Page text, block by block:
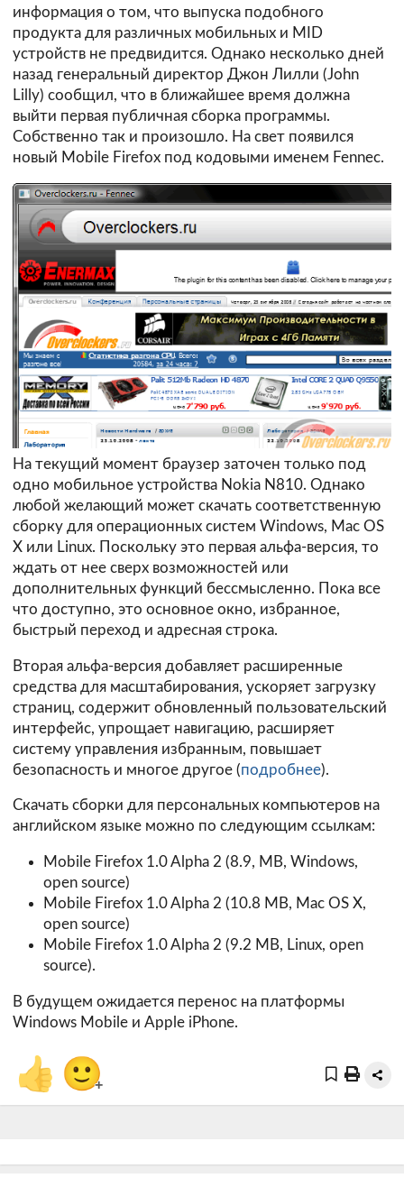
информация о том, что выпуска подобного
продукта для различных мобильных и MID
устройств не предвидится. Однако несколько дней
назад генеральный директор Джон Лилли (John
Lilly) сообщил, что в ближайшее время должна
выйти первая публичная сборка программы.
Собственно так и произошло. На свет появился
новый Mobile Firefox под кодовыми именем Fennec.
На текущий момент браузер заточен только под
одно мобильное устройства Nokia N810. Однако
любой желающий может скачать соответственную
сборку для операционных систем Windows, Mac OS
X или Linux. Поскольку это первая альфа-версия, то
ждать от нее сверх возможностей или
дополнительных функций бессмысленно. Пока все
что доступно, это основное окно, избранное,
быстрый переход и адресная строка.
Вторая альфа-версия добавляет расширенные
средства для масштабирования, ускоряет загрузку
страниц, содержит обновленный пользовательский
интерфейс, упрощает навигацию, расширяет
систему управления избранным, повышает
безопасность и многое другое (подробнее).
Скачать сборки для персональных компьютеров на
английском языке можно по следующим ссылкам:
Mobile Firefox 1.0 Alpha 2 (8.9, MB, Windows,
open source)
Mobile Firefox 1.0 Alpha 2 (10.8 MB, Mac OS X,
open source)
Mobile Firefox 1.0 Alpha 2 (9.2 MB, Linux, open
source).
В будущем ожидается перенос на платформы
Windows Mobile и Apple iPhone.
👍 🙂+